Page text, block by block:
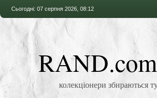
Сьогодні: 07 серпня 2026, 08:12
колекціонери збираються